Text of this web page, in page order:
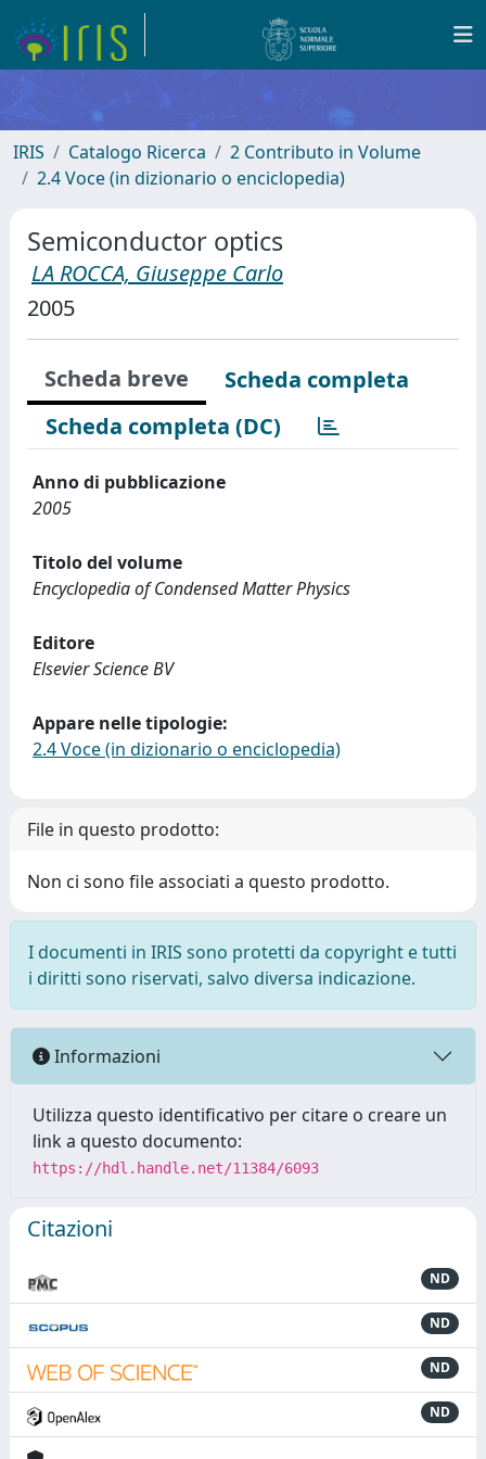
IRIS Catalogo Ricerca
2 Contributo in Volume
2.4 Voce (in dizionario o enciclopedia)
Semiconductor optics
LA ROCCA, Giuseppe Carlo
2005
Scheda breve
Scheda completa
Scheda completa (DC)
Anno di pubblicazione
2005
Titolo del volume
Encyclopedia of Condensed Matter Physics
Editore
Elsevier Science BV
Appare nelle tipologie:
2.4 Voce (in dizionario o enciclopedia)
File in questo prodotto:
Non ci sono file associati a questo prodotto.
I documenti in IRIS sono protetti da copyright e tutti
i diritti sono riservati, salvo diversa indicazione.
Informazioni
Utilizza questo identificativo per citare o creare un
link a questo documento:
https://hdl.handle.net/11384/6093
Citazioni
ND
ND
ND
ND